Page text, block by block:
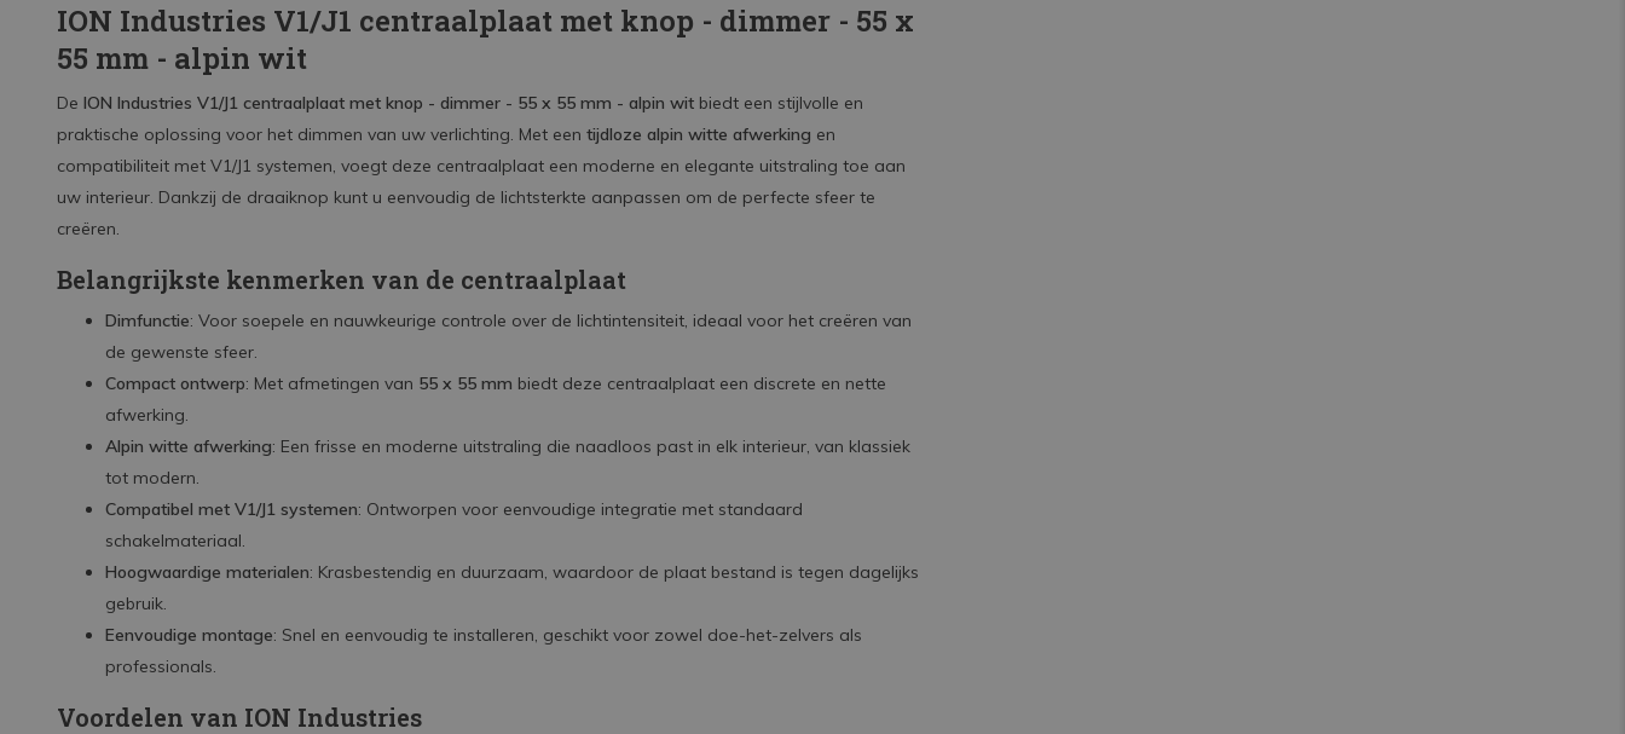
ION Industries V1/J1 centraalplaat met knop - dimmer - 55 x
55 mm - alpin wit
De ION Industries V1/J1 centraalplaat met knop - dimmer - 55 x 55 mm - alpin wit biedt een stijlvolle en
praktische oplossing voor het dimmen van uw verlichting. Met een tijdloze alpin witte afwerking en
compatibiliteit met V1/J1 systemen, voegt deze centraalplaat een moderne en elegante uitstraling toe aan
uw interieur. Dankzij de draaiknop kunt u eenvoudig de lichtsterkte aanpassen om de perfecte sfeer te
creëren.
Belangrijkste kenmerken van de centraalplaat
Dimfunctie: Voor soepele en nauwkeurige controle over de lichtintensiteit, ideaal voor het creëren van
de gewenste sfeer.
Compact ontwerp: Met afmetingen van 55 x 55 mm biedt deze centraalplaat een discrete en nette
afwerking.
Alpin witte afwerking: Een frisse en moderne uitstraling die naadloos past in elk interieur, van klassiek
tot modern.
Compatibel met V1/J1 systemen: Ontworpen voor eenvoudige integratie met standaard
schakelmateriaal.
Hoogwaardige materialen: Krasbestendig en duurzaam, waardoor de plaat bestand is tegen dagelijks
gebruik.
Eenvoudige montage: Snel en eenvoudig te installeren, geschikt voor zowel doe-het-zelvers als
professionals.
Voordelen van ION Industries